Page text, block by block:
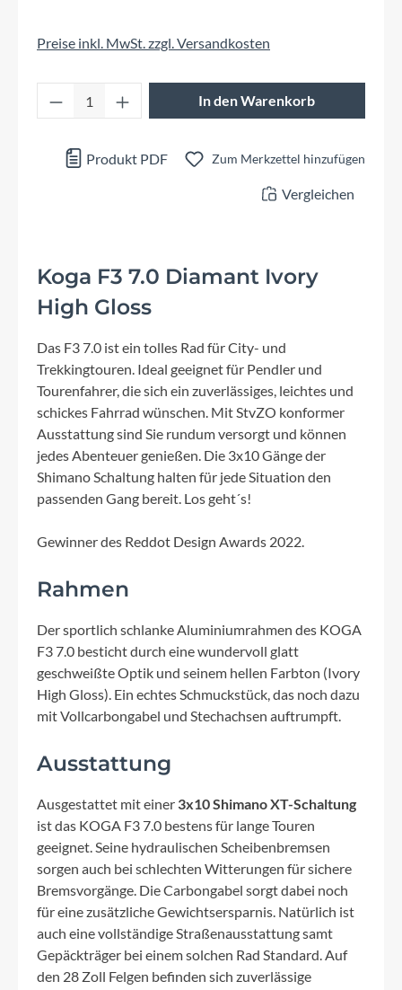
Preise inkl. MwSt. zzgl. Versandkosten
Produkt Anzahl: Gib den gewünschten
In den Warenkorb
Produkt PDF Zum Merkzettel hinzufügen
Vergleichen
Koga F3 7.0 Diamant Ivory
High Gloss
Das F3 7.0 ist ein tolles Rad für City- und
Trekkingtouren. Ideal geeignet für Pendler und
Tourenfahrer, die sich ein zuverlässiges, leichtes und
schickes Fahrrad wünschen. Mit StvZO konformer
Ausstattung sind Sie rundum versorgt und können
jedes Abenteuer genießen. Die 3x10 Gänge der
Shimano Schaltung halten für jede Situation den
passenden Gang bereit. Los geht´s!
Gewinner des Reddot Design Awards 2022.
Rahmen
Der sportlich schlanke Aluminiumrahmen des KOGA
F3 7.0 besticht durch eine wundervoll glatt
geschweißte Optik und seinem hellen Farbton (Ivory
High Gloss). Ein echtes Schmuckstück, das noch dazu
mit Vollcarbongabel und Stechachsen auftrumpft.
Ausstattung
Ausgestattet mit einer 3x10 Shimano XT-Schaltung
ist das KOGA F3 7.0 bestens für lange Touren
geeignet. Seine hydraulischen Scheibenbremsen
sorgen auch bei schlechten Witterungen für sichere
Bremsvorgänge. Die Carbongabel sorgt dabei noch
für eine zusätzliche Gewichtsersparnis. Natürlich ist
auch eine vollständige Straßenausstattung samt
Gepäckträger bei einem solchen Rad Standard. Auf
den 28 Zoll Felgen befinden sich zuverlässige